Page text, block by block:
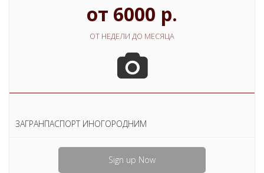
от 6000 р.
ОТ НЕДЕЛИ ДО МЕСЯЦА
ЗАГРАНПАСПОРТ ИНОГОРОДНИМ
Sign up Now